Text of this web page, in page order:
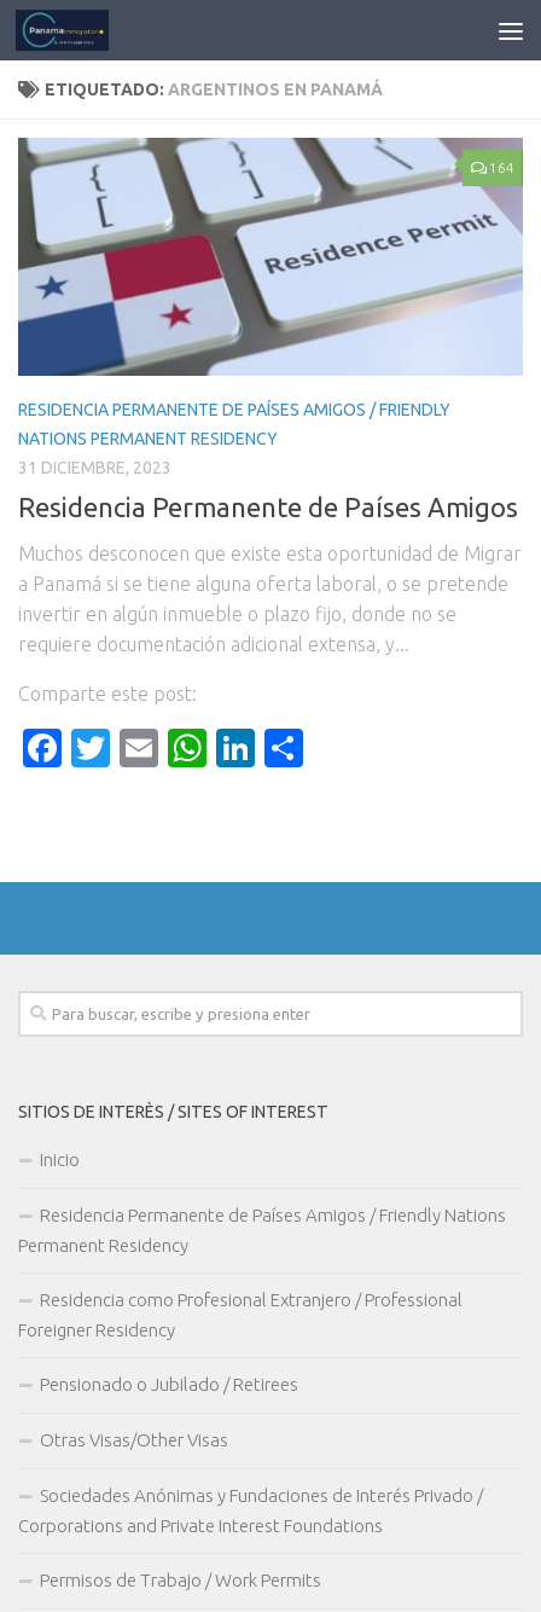
ETIQUETADO: ARGENTINOS EN PANAMÁ
164
RESIDENCIA PERMANENTE DE PAÍSES AMIGOS / FRIENDLY
NATIONS PERMANENT RESIDENCY
31 DICIEMBRE, 2023
Residencia Permanente de Países Amigos
Muchos desconocen que existe esta oportunidad de Migrar
a Panamá si se tiene alguna oferta laboral, o se pretende
invertir en algún inmueble o plazo fijo, donde no se
requiere documentación adicional extensa, y...
Comparte este post:
Facebook
Twitter
EmailWhatsApp
LinkedIn
SITIOS DE INTERÈS / SITES OF INTEREST
Inicio
Residencia Permanente de Países Amigos / Friendly Nations
Permanent Residency
Residencia como Profesional Extranjero / Professional
Foreigner Residency
Pensionado o Jubilado / Retirees
Otras Visas/Other Visas
Sociedades Anónimas y Fundaciones de Interés Privado /
Corporations and Private Interest Foundations
Permisos de Trabajo / Work Permits